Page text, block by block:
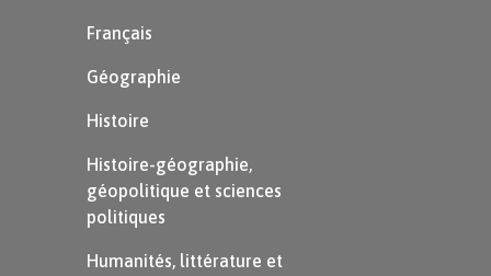
Français
Géographie
Histoire
Histoire-géographie,
géopolitique et sciences
politiques
Humanités, littérature et